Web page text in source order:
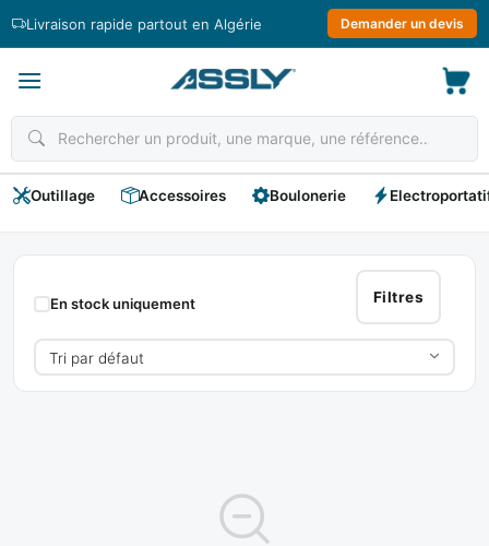
Livraison rapide partout en Algérie Demander un devis
Outillage Accessoires Boulonerie
METRIC
Filtres
En stock uniquement